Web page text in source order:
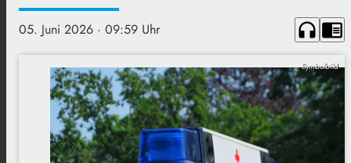
05. Juni 2026 · 09:59 Uhr headphones chrome_reader_mode
Symbolbild